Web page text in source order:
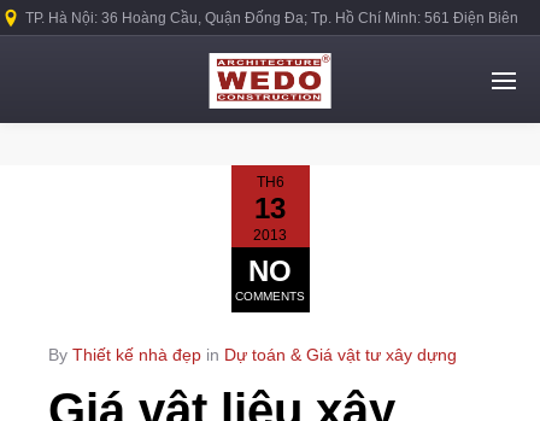
TP. Hà Nội: 36 Hoàng Cầu, Quận Đống Đa; Tp. Hồ Chí Minh: 561 Điện Biên
TH6
13
2013
NO
COMMENTS
By Thiết kế nhà đẹp in Dự toán & Giá vật tư xây dựng
Giá vật liệu xây